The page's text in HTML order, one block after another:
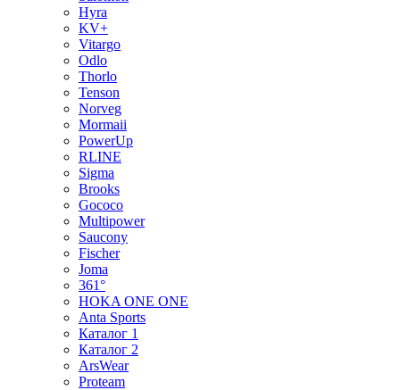
Hyra
KV+
Vitargo
Odlo
Thorlo
Tenson
Norveg
Mormaii
PowerUp
RLINE
Sigma
Brooks
Gococo
Multipower
Saucony
Fischer
Joma
361°
HOKA ONE ONE
Anta Sports
Каталог 1
Каталог 2
ArsWear
Proteam